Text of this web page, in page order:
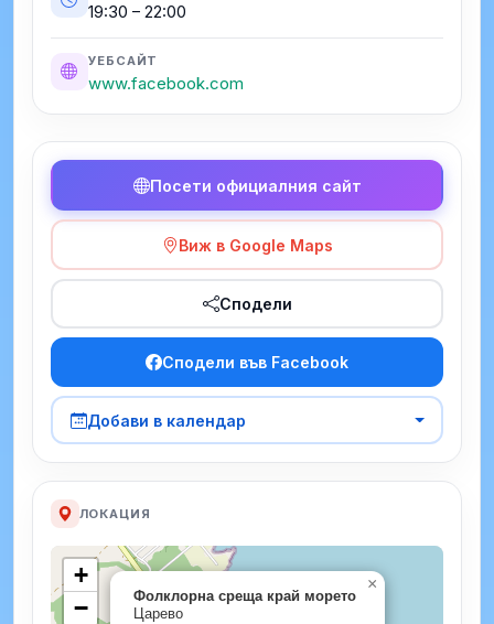
19:30 – 22:00
УЕБСАЙТ
www.facebook.com
Посети официалния сайт
Виж в Google Maps
Сподели
Сподели във Facebook
Добави в календар
ЛОКАЦИЯ
Фолклорна среща край морето
Царево
×
+
−